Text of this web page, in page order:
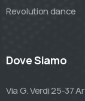
Revolution dance
Dove Siamo
Via G. Verdi 25-37